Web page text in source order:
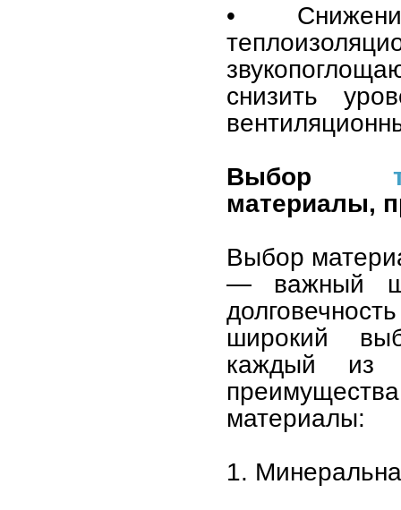
•
снизить
Выбор
материалы,
Выбор
— важный
широкий
каждый из
материалы:
1.